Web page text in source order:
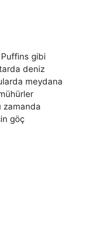
gibi
deniz
meydana
zamanda
göç